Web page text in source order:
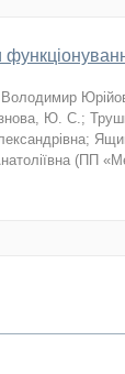
Ю. С.;
;
(ПП